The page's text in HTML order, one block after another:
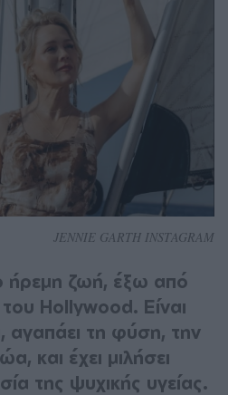
JENNIE GARTH INSTAGRAM
ήρεμη ζωή, έξω από
Hollywood. Είναι
τη φύση, την
και έχει μιλήσει
της ψυχικής υγείας.